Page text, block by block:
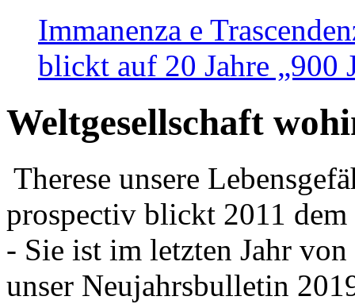
Immanenza e
blickt auf 20 Jahre „900
Weltgesellschaft
Therese unsere
prospectiv blickt 2011
- Sie ist im letzten Jahr
unser Neujahrsbulletin